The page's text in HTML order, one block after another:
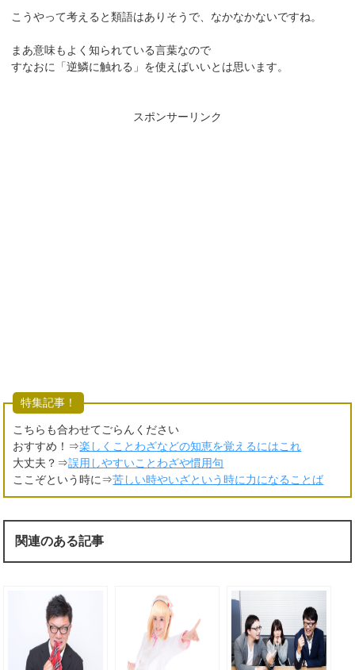
こうやって考えると類語はありそうで、なかなかないですね。
まあ意味もよく知られている言葉なので
すなおに「逆鱗に触れる」を使えばいいとは思います。
スポンサーリンク
特集記事！
こちらも合わせてごらんください
おすすめ！⇒楽しくことわざなどの知恵を覚えるにはこれ
大丈夫？⇒誤用しやすいことわざや慣用句
ここぞという時に⇒苦しい時やいざという時に力になることば
関連のある記事